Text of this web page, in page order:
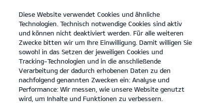
open
menu
KONTAKT
... HAUPTUNTERSUCHUNG
HAUPTUNTERSUCHUNG
Diese Website verwendet Cookies und ähnliche
Technologien. Technisch notwendige Cookies sind aktiv
und können nicht deaktiviert werden. Für alle weiteren
Zwecke bitten wir um Ihre Einwilligung. Damit willigen Sie
sowohl in das Setzen der jeweiligen Cookies und
Tracking-Technologien und in die anschließende
Verarbeitung der dadurch erhobenen Daten zu den
nachfolgend genannten Zwecken ein: Analyse und
Performance: Wir messen, wie unsere Website genutzt
wird, um Inhalte und Funktionen zu verbessern.